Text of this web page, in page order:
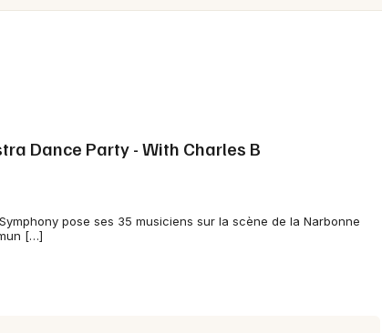
Expos
Mulhouse
Paris
Toulouse
Dance Party - With Charles B
pose ses 35 musiciens sur la scène de la Narbonne
[…]